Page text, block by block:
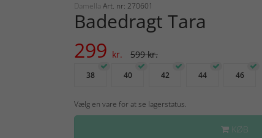
Damella Art. nr: 270601
Badedragt Tara
299 kr. 599 kr.
38 40 42 44 46
Vælg en vare for at se lagerstatus.
KØB